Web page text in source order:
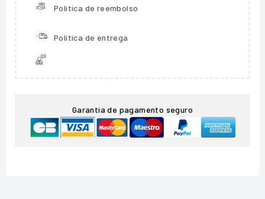
Política de reembolso
Política de entrega
Garantia de pagamento seguro